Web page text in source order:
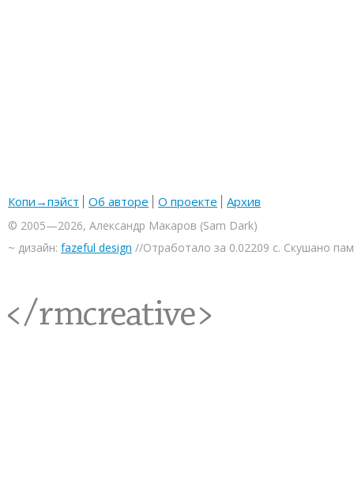
Копи→пэйст Об авторе О проекте Архив
© 2005—2026, Александр Макаров (Sam Dark)
~ дизайн: fazeful design //Отработало за 0.02209 с. Скушано
<rmcreative/>